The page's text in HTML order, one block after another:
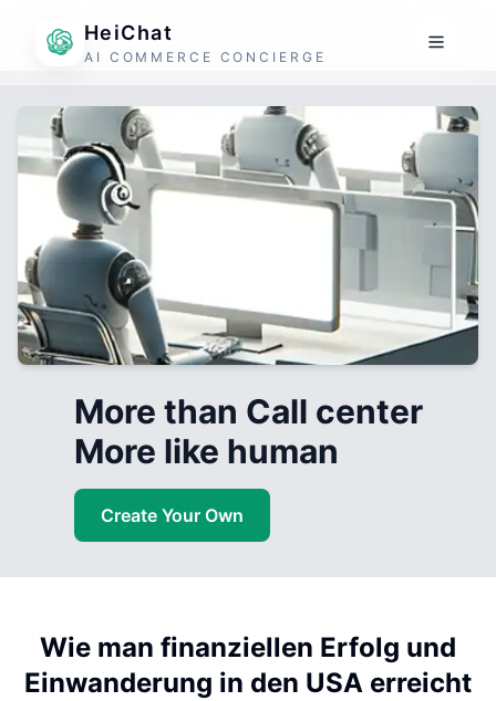
HeiChat
AI COMMERCE CONCIERGE
More than Call center
More like human
Create Your Own
Wie man finanziellen Erfolg und
Einwanderung in den USA erreicht